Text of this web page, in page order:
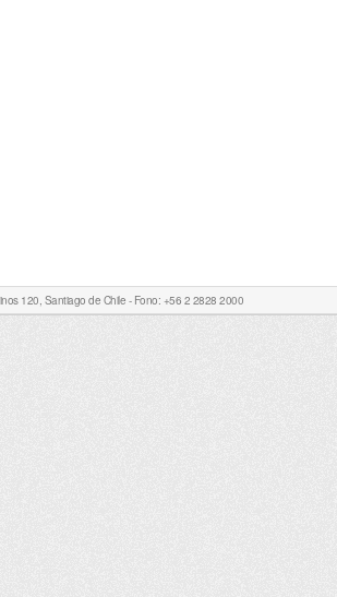
120, Santiago de Chile - Fono: +56 2 2828 2000